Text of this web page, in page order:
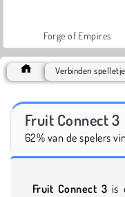
Forge of Empires
Verbinden
Fruit Connect 3
62% van de spelers
Fruit Connect 3 is